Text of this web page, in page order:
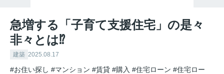
急増する「子育て支援住宅」の是々
非々とは⁉︎
建築 2025.08.17
#お住い探し #マンション #賃貸 #購入 #住宅ローン #住宅ロー